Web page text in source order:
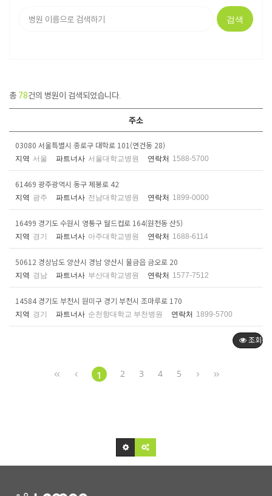
검색
총 78건의 병원이 검색되었습니다.
주소
03080 서울특별시 종로구 대학로 101(연건동 28)
지역 서울 파트너사 서울대학교병원 연락처 1588-5700
61469 광주광역시 동구 제봉로 42
지역 광주 파트너사 전남대학교병원 연락처 1899-0000
16499 경기도 수원시 영통구 월드컵로 164(원천동 산5)
지역 경기 파트너사 아주대학교병원 연락처 1688-6114
50612 경상남도 양산시 경남 양산시 물금읍 금오로 20
지역 경남 파트너사 부산대학교병원 연락처 1577-7512
14584 경기도 부천시 원미구 경기 부천시 조마루로 170
지역 경기 파트너사 순천향대학교 부천병원 연락처 1899-5700
조회순
1 2 3 4 5